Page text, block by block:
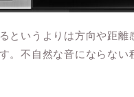
というよりは方向や距離
。不自然な音にならない